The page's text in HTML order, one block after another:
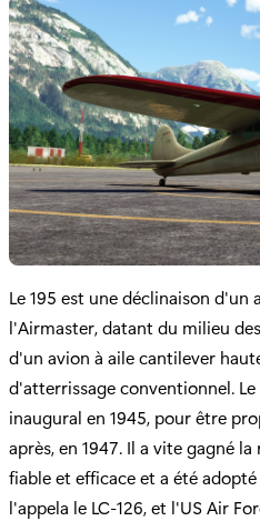
Le 195 est une déclinaison d'un
l'Airmaster, datant du milieu
d'un avion à aile cantilever
d'atterrissage conventionnel.
inaugural en 1945, pour être
après, en 1947. Il a vite gagné
fiable et efficace et a été
l'appela le LC-126, et l'US Air